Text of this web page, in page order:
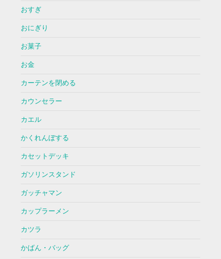
おすぎ
おにぎり
お菓子
お金
カーテンを閉める
カウンセラー
カエル
かくれんぼする
カセットデッキ
ガソリンスタンド
ガッチャマン
カップラーメン
カツラ
かばん・バッグ